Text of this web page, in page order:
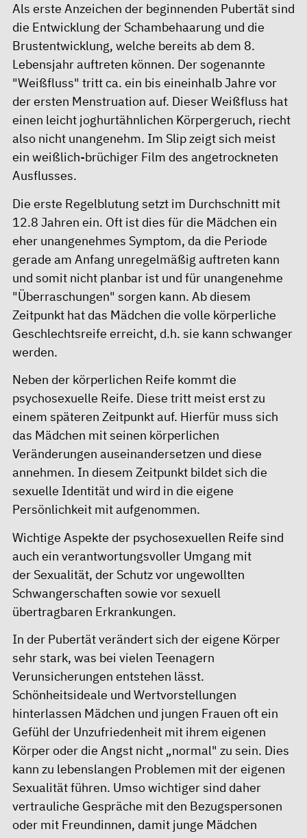
Als erste Anzeichen der beginnenden Pubertät sind
die Entwicklung der Schambehaarung und die
Brustentwicklung, welche bereits ab dem 8.
Lebensjahr auftreten können. Der sogenannte
"Weißfluss" tritt ca. ein bis eineinhalb Jahre vor
der ersten Menstruation auf. Dieser Weißfluss hat
einen leicht joghurtähnlichen Körpergeruch, riecht
also nicht unangenehm. Im Slip zeigt sich meist
ein weißlich-brüchiger Film des angetrockneten
Ausflusses.
Die erste Regelblutung setzt im Durchschnitt mit
12.8 Jahren ein. Oft ist dies für die Mädchen ein
eher unangenehmes Symptom, da die Periode
gerade am Anfang unregelmäßig auftreten kann
und somit nicht planbar ist und für unangenehme
"Überraschungen" sorgen kann. Ab diesem
Zeitpunkt hat das Mädchen die volle körperliche
Geschlechtsreife erreicht, d.h. sie kann schwanger
werden.
Neben der körperlichen Reife kommt die
psychosexuelle Reife. Diese tritt meist erst zu
einem späteren Zeitpunkt auf. Hierfür muss sich
das Mädchen mit seinen körperlichen
Veränderungen auseinandersetzen und diese
annehmen. In diesem Zeitpunkt bildet sich die
sexuelle Identität und wird in die eigene
Persönlichkeit mit aufgenommen.
Wichtige Aspekte der psychosexuellen Reife sind
auch ein verantwortungsvoller Umgang mit
der Sexualität, der Schutz vor ungewollten
Schwangerschaften sowie vor sexuell
übertragbaren Erkrankungen.
In der Pubertät verändert sich der eigene Körper
sehr stark, was bei vielen Teenagern
Verunsicherungen entstehen lässt.
Schönheitsideale und Wertvorstellungen
hinterlassen Mädchen und jungen Frauen oft ein
Gefühl der Unzufriedenheit mit ihrem eigenen
Körper oder die Angst nicht „normal" zu sein. Dies
kann zu lebenslangen Problemen mit der eigenen
Sexualität führen. Umso wichtiger sind daher
vertrauliche Gespräche mit den Bezugspersonen
oder mit Freundinnen, damit junge Mädchen